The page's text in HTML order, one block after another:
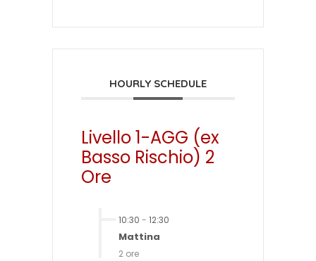
HOURLY SCHEDULE
Livello 1-AGG (ex
Basso Rischio) 2
Ore
10:30 - 12:30
Mattina
2 ore